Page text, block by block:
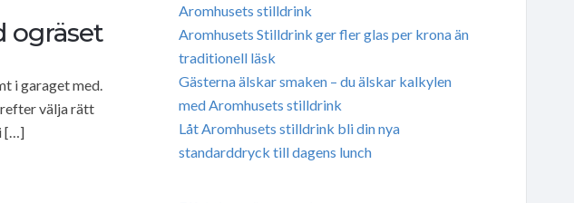
ogräset
i garaget med.
välja rätt
[…]
Aromhusets stilldrink
Aromhusets Stilldrink ger fler glas per krona än
traditionell läsk
Gästerna älskar smaken – du älskar kalkylen
med Aromhusets stilldrink
Låt Aromhusets stilldrink bli din nya
standarddryck till dagens lunch